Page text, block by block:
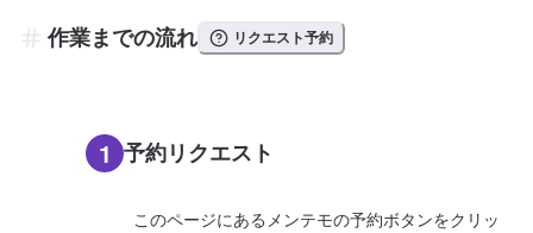
作業までの流れ リクエスト予約
1 予約リクエスト
このページにあるメンテモの予約ボタンをクリッ